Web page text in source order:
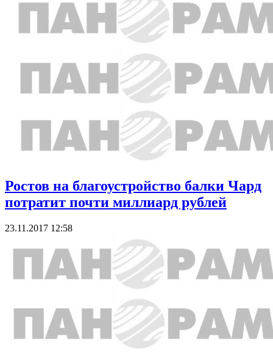
Ростов на благоустройство балки Чард
потратит почти миллиард рублей
23.11.2017 12:58